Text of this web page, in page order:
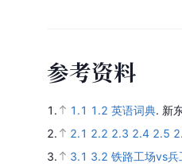
参考资料
1. 1.1 1.2 英语词典. 新
2.
2.1 2.2 2.3 2.4 2.5
3.
3.1 3.2 铁路工场vs兵